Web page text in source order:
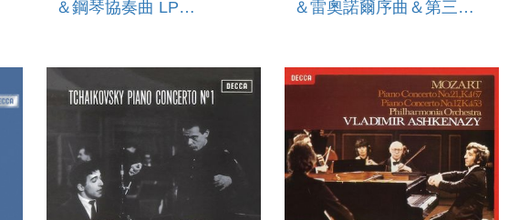
＆鋼琴協奏曲 LP
CONCERTO
＆雷奧諾爾序曲＆第三號
OVERTURE LEONORE